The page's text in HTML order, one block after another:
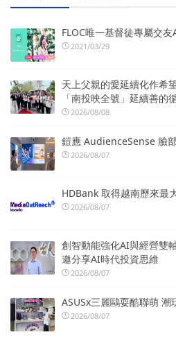
FLOC唯一基督徒專屬交
2021/03/29
天上父親的愛延續化作希
「南投映全號」延續善的
2026/08/08
鎧應 AudienceSense 臉
2026/08/07
HDBank 取得越南歷來最
2026/08/07
創智動能強化AI與經營雙
邀分享AI時代投資思維
2026/08/07
ASUSx三麗鷗耍酷聯萌 潮
2026/08/07